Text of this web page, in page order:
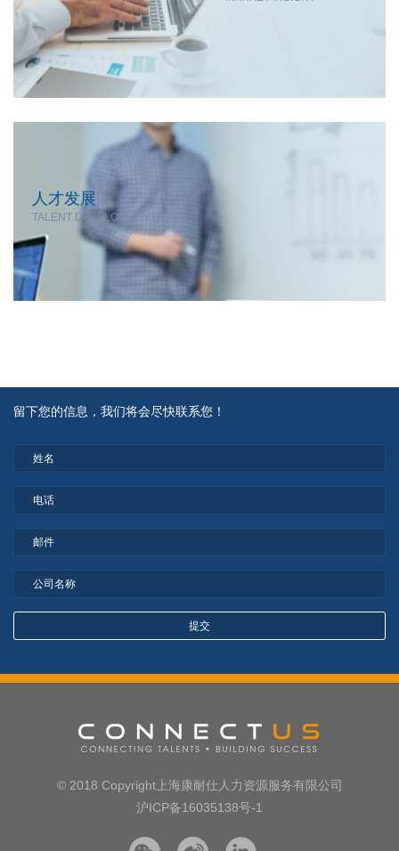
人才发展
TALENT DEVELOPMENT
留下您的信息，我们将会尽快联系您！
© 2018 Copyright上海康耐仕人力资源服务有限公司
沪ICP备16035138号-1